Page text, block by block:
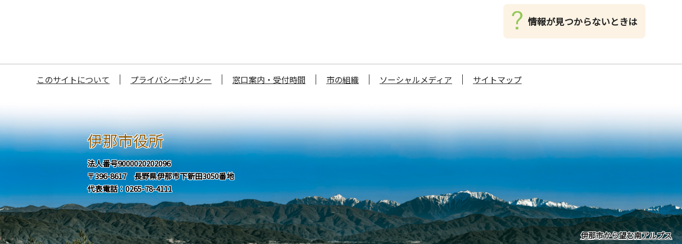
情報が見つからないときは
このサイトについて プライバシーポリシー 窓口案内・受付時間 市の組織 ソーシャルメディア サイトマップ
伊那市役所
法人番号9000020202096
〒396-8617 長野県伊那市下新田3050番地
代表電話：0265-78-4111
伊那市から望む南アルプス